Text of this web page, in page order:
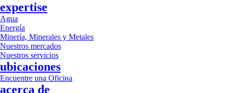
expertise
Agua
Energía
Minería, Minerales y Metales
Nuestros mercados
Nuestros servicios
ubicaciones
Encuentre una Oficina
acerca de